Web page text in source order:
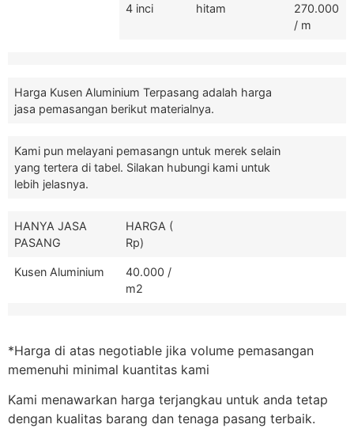
4 inci hitam
270.000
/ m
Harga Kusen Aluminium Terpasang adalah harga
jasa pemasangan berikut materialnya.
Kami pun melayani pemasangn untuk merek selain
yang tertera di tabel. Silakan hubungi kami untuk
lebih jelasnya.
HANYA JASA
PASANG
HARGA (
Rp)
Kusen Aluminium
40.000 /
m2
*Harga di atas negotiable jika volume pemasangan
memenuhi minimal kuantitas kami
Kami menawarkan harga terjangkau untuk anda tetap
dengan kualitas barang dan tenaga pasang terbaik.